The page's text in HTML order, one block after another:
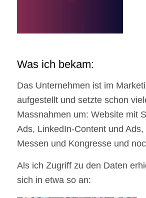
Was ich bekam:
Das Unternehmen ist im
aufgestellt und setzte schon
Massnahmen um: Website mit
Ads, LinkedIn-Content und Ads,
Messen und Kongresse und
Als ich Zugriff zu den Daten
sich in etwa so an: